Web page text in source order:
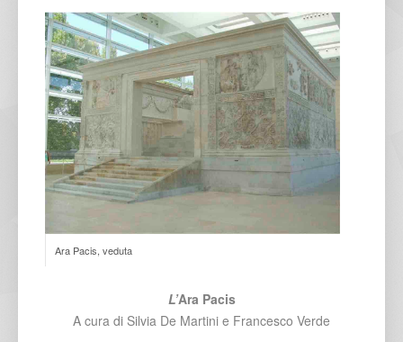
Ara Pacis, veduta
L’Ara Pacis
A cura di Silvia De Martini e Francesco Verde